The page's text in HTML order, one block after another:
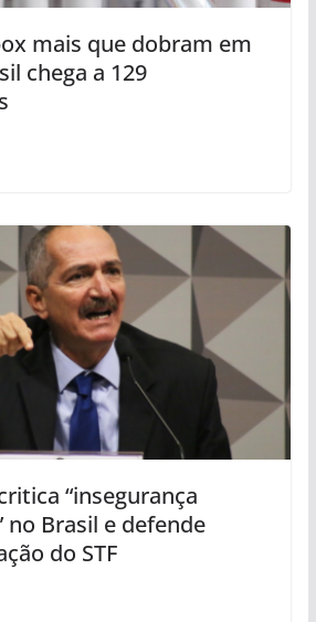
mais que dobram em
chega a 129
“insegurança
Brasil e defende
do STF